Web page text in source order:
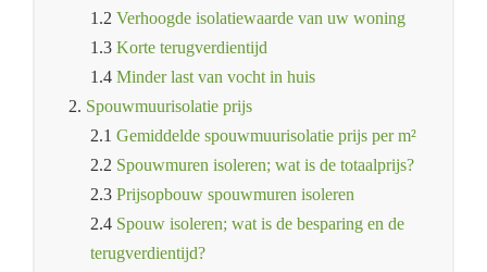
1.2 Verhoogde isolatiewaarde van uw woning
1.3 Korte terugverdientijd
1.4 Minder last van vocht in huis
2. Spouwmuurisolatie prijs
2.1 Gemiddelde spouwmuurisolatie prijs per m²
2.2 Spouwmuren isoleren; wat is de totaalprijs?
2.3 Prijsopbouw spouwmuren isoleren
2.4 Spouw isoleren; wat is de besparing en de
terugverdientijd?